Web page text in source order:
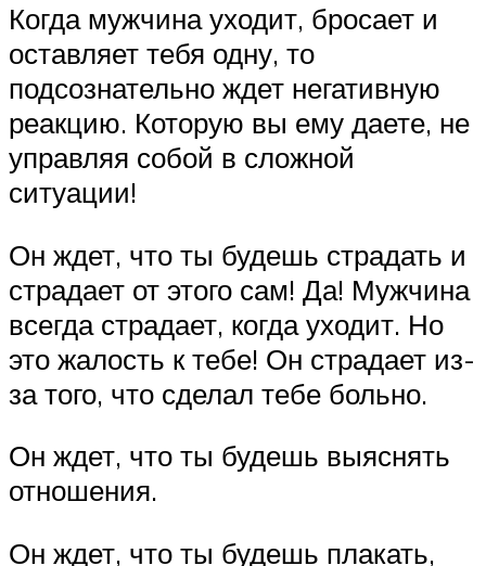
Когда мужчина уходит, бросает и
оставляет тебя одну, то
подсознательно ждет негативную
реакцию. Которую вы ему даете, не
управляя собой в сложной
ситуации!
Он ждет, что ты будешь страдать и
страдает от этого сам! Да! Мужчина
всегда страдает, когда уходит. Но
это жалость к тебе! Он страдает из-
за того, что сделал тебе больно.
Он ждет, что ты будешь выяснять
отношения.
Он ждет, что ты будешь плакать,